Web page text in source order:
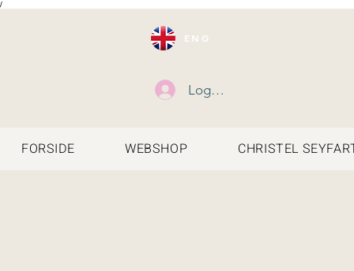
/
ENG
Log ind
FORSIDE WEBSHOP CHRISTEL